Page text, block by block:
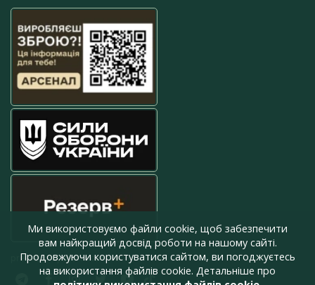
press@armyinform.com.ua
Ми використовуємо файли cookie, щоб забезпечити
вам найкращий досвід роботи на нашому сайті.
Продовжуючи користуватися сайтом, ви погоджуєтесь
на використання файлів cookie. Детальніше про